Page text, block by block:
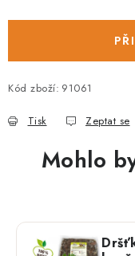
Kód zboží: 91061
Tisk Zeptat se
Mohlo